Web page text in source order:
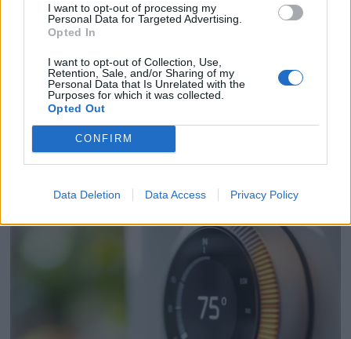
I want to opt-out of processing my
Personal Data for Targeted Advertising.
Opted In
I want to opt-out of Collection, Use,
Retention, Sale, and/or Sharing of my
Personal Data that Is Unrelated with the
Purposes for which it was collected.
Opted Out
CONFIRM
Data Deletion Data Access Privacy Policy
Chauffage en hiver : comment réduire votre facture
facilement